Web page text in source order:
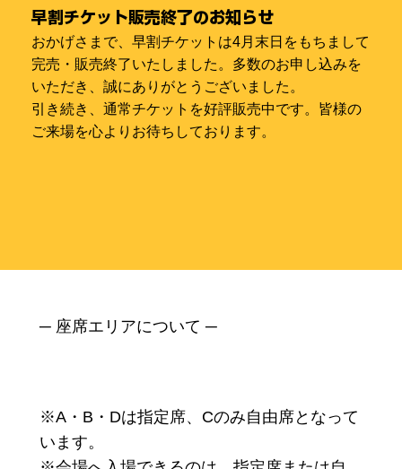
早割チケット販売終了のお知らせ
おかげさまで、早割チケットは4月末日をもちまして
完売・販売終了いたしました。多数のお申し込みを
いただき、誠にありがとうございました。
引き続き、通常チケットを好評販売中です。皆様の
ご来場を心よりお待ちしております。
─ 座席エリアについて ─
※A・B・Dは指定席、Cのみ自由席となって
います。